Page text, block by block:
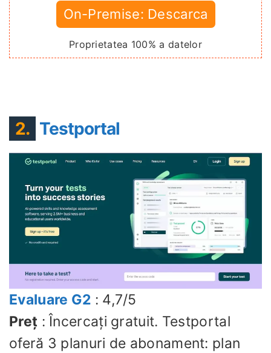
On-Premise: Descarca
Proprietatea 100% a datelor
2. Testportal
Evaluare G2 : 4,7/5
Preț : Încercați gratuit. Testportal
oferă 3 planuri de abonament: plan